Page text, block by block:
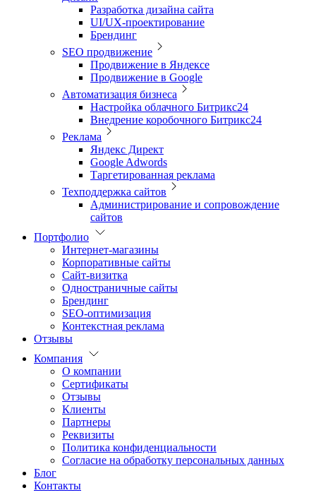
Разработка дизайна сайта
UI/UX-проектирование
Брендинг
SEO продвижение
Продвижение в Яндексе
Продвижение в Google
Автоматизация бизнеса
Настройка облачного Битрикс24
Внедрение коробочного Битрикс24
Реклама
Яндекс Директ
Google Adwords
Таргетированная реклама
Техподдержка сайтов
Администрирование и сопровождение
сайтов
Портфолио
Интернет-магазины
Корпоративные сайты
Сайт-визитка
Одностраничные сайты
Брендинг
SEO-оптимизация
Контекстная реклама
Отзывы
Компания
О компании
Сертификаты
Отзывы
Клиенты
Партнеры
Реквизиты
Политика конфиденциальности
Согласие на обработку персональных данных
Блог
Контакты